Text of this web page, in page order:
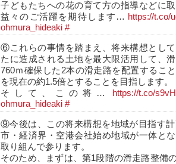
子どもたちへの花の育て方の指導などに
益々のご活躍を期待します… https://t.co/
ohmura_hideaki #
⑥これらの事情を踏まえ、将来構想とし
たに造成される土地を最大限活用して、
760ｍ確保した2本の滑走路を配置するこ
を現在の約1.5倍とすることを目指します。
そして、この将…
https://t.co/
ohmura_hideaki #
⑨今後は、この将来構想を地域が目指す
市・経済界・空港会社始め地域が一体と
取り組んで参ります。
そのため、まずは、第1段階の滑走路整備